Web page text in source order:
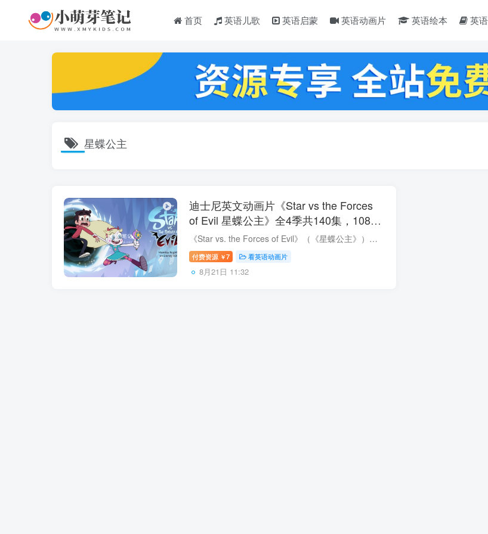
首页 英语儿歌 英语启蒙 英语动画片 英语绘本 英
星蝶公主
迪士尼英文动画片《Star vs the Forces
of Evil 星蝶公主》全4季共140集，1080P
高清视频带英文字幕，百度云网盘下载！《Star vs. the Forces of Evil》（《星蝶公主》）是一部由迪士尼制作的动画系列，讲述了一个来自魔法王国的少女星蝶公主的冒险故事。星蝶公主是一位活泼开朗且有些鲁莽的公主，她来自名为“缪...
付费资源 ￥7 看英语动画片
8月21日 11:32